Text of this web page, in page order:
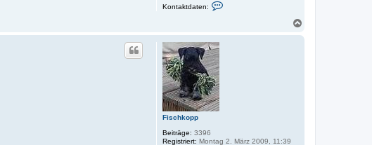
Kontaktdaten:
a
Fischkopp
Beiträge: 3396
Registriert: Montag 2. März 2009, 11:39